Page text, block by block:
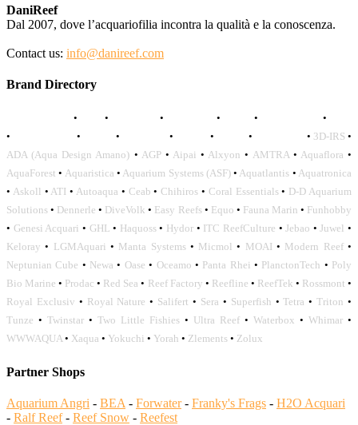
DaniReef
Dal 2007, dove l’acquariofilia incontra la qualità e la conoscenza.
Contact us: info@danireef.com
Brand Directory
• • • • • •
•
• • • • • • 3D-IRS •
ADA (Aqua Design Amano) • AGP• Aipai • Alxyon • AMTRA• Aquaflora •
AquaForest • Aquaristica • Aquarium Systems (ASF)• Aquatlantis • Aquatronica
• Askoll • ATI • Autoaqua • Ceab • Chihiros • Coral Essentials• D-D Aquarium
Solutions • Dennerle • DiveVolk • Easy Reefs• Equo • Fauna Marin • Funhobby
• Genesi Acquari • GHL • Haquoss• Hydor • ITC ReefCulture •Jebao •Juwel •
Keloray • LGMAquari • Manta Systems• Micmol • MOAI • Modern Reef•
Neptunian Cube • Newa • Oase • Oceamo • Panta Rhei • PlanctonTech • Poly
Bio Marine • Prodac • Red Sea • Reef Factory • Reefline • ReefTek • Rossmont •
Royal Exclusiv • Royal Nature • Salifert • Sera • Superfish •Tetra •Triton •
Tunze • Twinstar • Two Little Fishies • Ultra Reef • Waterbox • Whimar •
WWWAQUA• Xaqua • Yokuchi • Yorah • Zlements • Zolux
Partner Shops
Aquarium Angri - BEA - Forwater- Franky's Frags - H2O Acquari
- Ralf Reef- Reef Snow - Reefest